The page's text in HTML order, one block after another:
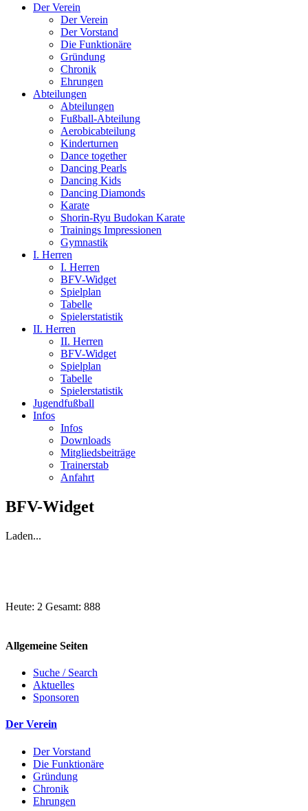
Der Verein
Der Verein
Der Vorstand
Die Funktionäre
Gründung
Chronik
Ehrungen
Abteilungen
Abteilungen
Fußball-Abteilung
Aerobicabteilung
Kinderturnen
Dance together
Dancing Pearls
Dancing Kids
Dancing Diamonds
Karate
Shorin-Ryu Budokan Karate
Trainings Impressionen
Gymnastik
I. Herren
I. Herren
BFV-Widget
Spielplan
Tabelle
Spielerstatistik
II. Herren
II. Herren
BFV-Widget
Spielplan
Tabelle
Spielerstatistik
Jugendfußball
Infos
Infos
Downloads
Mitgliedsbeiträge
Trainerstab
Anfahrt
BFV-Widget
Laden...
Heute: 2 Gesamt: 888
Allgemeine Seiten
Suche / Search
Aktuelles
Sponsoren
Der Verein
Der Vorstand
Die Funktionäre
Gründung
Chronik
Ehrungen